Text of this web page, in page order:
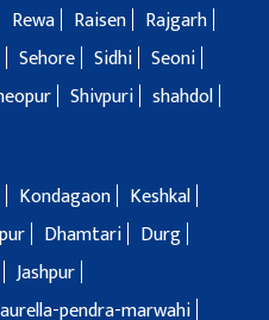
Rewa Raisen
Rajgarh
Sehore Sidhi Seoni
Shivpuri shahdol
Kondagaon
Keshkal
Dhamtari
Durg
Jashpur
pendra-marwahi